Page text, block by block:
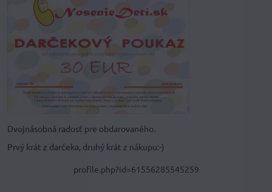
Dvojnásobná radosť pre obdarovaného.
Prvý krát z darčeka, druhý krát z nákupu:-)
profile.php?id=61556285545259